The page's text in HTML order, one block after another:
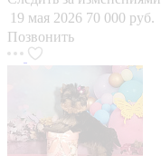
19 мая 2026 70 000 руб.
Позвонить